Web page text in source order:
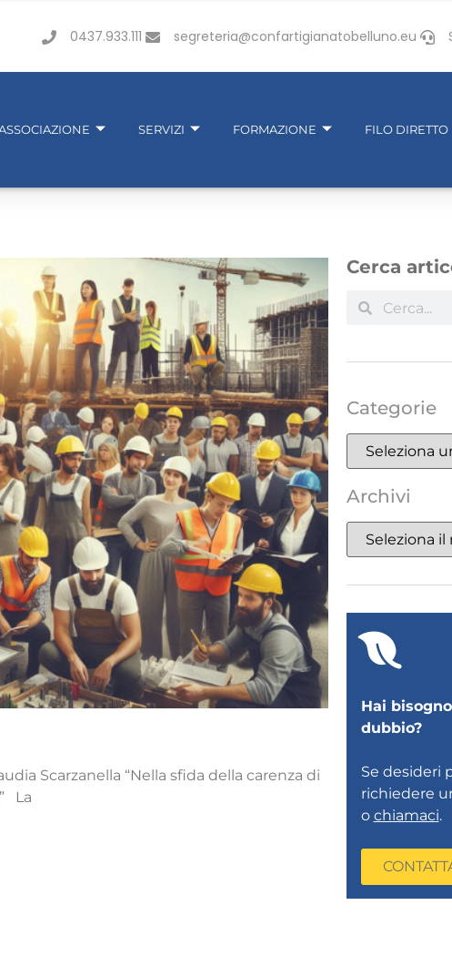
0437.933.111 segreteria@confartigianatobelluno.eu
SERVIZI FORMAZIONE FILO DIRETTO
Scarzanella “Nella sfida della carenza di
La
Cerca
Categorie
Archivi
Hai
dubbio?
Se desideri
richiedere
o chiamaci.